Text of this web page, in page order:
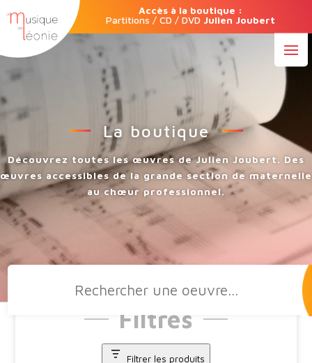
Accès à la boutique :
Partitions / CD / DVD Julien Joubert
La boutique
Découvrez toutes les œuvres de Julien Joubert. Des
œuvres accessibles de la grande section de maternelle
au chœur professionnel.
Recherche
Filtres
Filtrer les produits